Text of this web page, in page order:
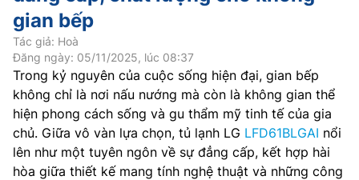
gian bếp
Tác giả: Hoà
Đăng ngày: 05/11/2025, lúc 08:37
Trong kỷ nguyên của cuộc sống hiện đại, gian bếp
không chỉ là nơi nấu nướng mà còn là không gian thể
hiện phong cách sống và gu thẩm mỹ tinh tế của gia
chủ. Giữa vô vàn lựa chọn, tủ lạnh LG LFD61BLGAI nổi
lên như một tuyên ngôn về sự đẳng cấp, kết hợp hài
hòa giữa thiết kế mang tính nghệ thuật và những công